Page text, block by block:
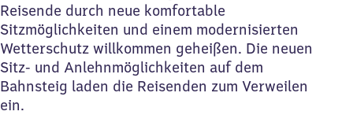
Reisende durch neue komfortable
Sitzmöglichkeiten und einem modernisierten
Wetterschutz willkommen geheißen. Die neuen
Sitz- und Anlehnmöglichkeiten auf dem
Bahnsteig laden die Reisenden zum Verweilen
ein.